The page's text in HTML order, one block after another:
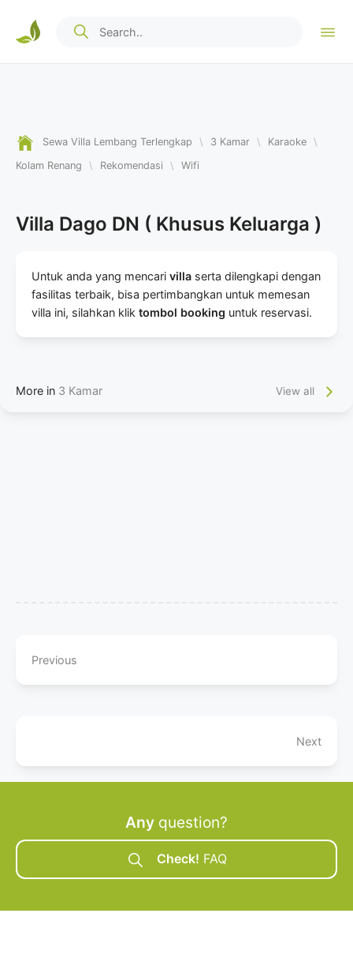
Sewa Villa Lembang Terlengkap \ 3 Kamar \ Karaoke \
Kolam Renang
\ Rekomendasi \ Wifi
Villa Dago DN ( Khusus Keluarga )
Untuk anda yang mencari villa serta dilengkapi dengan
fasilitas terbaik, bisa pertimbangkan untuk memesan
villa ini, silahkan klik tombol booking untuk reservasi.
More in 3 Kamar View all
Previous
Next
Any question?
Check! FAQ